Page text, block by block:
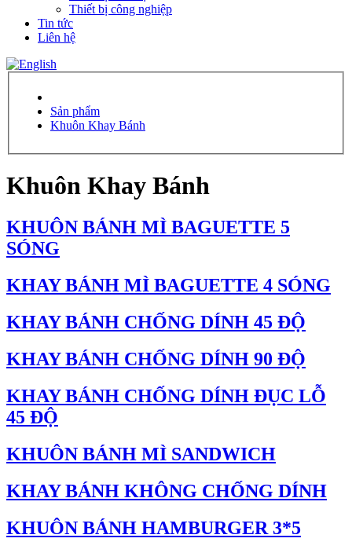
Thiết bị công nghiệp
Tin tức
Liên hệ
Sản phẩm
Khuôn Khay Bánh
Khuôn Khay Bánh
KHUÔN BÁNH MÌ BAGUETTE 5
SÓNG
KHAY BÁNH MÌ BAGUETTE 4 SÓNG
KHAY BÁNH CHỐNG DÍNH 45 ĐỘ
KHAY BÁNH CHỐNG DÍNH 90 ĐỘ
KHAY BÁNH CHỐNG DÍNH ĐỤC LỖ
45 ĐỘ
KHUÔN BÁNH MÌ SANDWICH
KHAY BÁNH KHÔNG CHỐNG DÍNH
KHUÔN BÁNH HAMBURGER 3*5